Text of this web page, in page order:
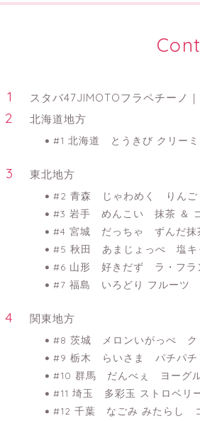
スタバ47JIMOTOフラペチーノ
北海道地方
#1 北海道 とうきび クリーミ
東北地方
#2 青森 じゃわめく りんご
#3 岩手 めんこい 抹茶 ＆
#4 宮城 だっちゃ ずんだ抹
#5 秋田 あまじょっぺ 塩キ
#6 山形 好きだず ラ・フラ
#7 福島 いろどり フルーツ
関東地方
#8 茨城 メロンいがっぺ ク
#9 栃木 らいさま パチパチ
#10 群馬 だんべぇ ヨーグ
#11 埼玉 多彩玉 ストロベリ
#12 千葉 なごみ みたらし